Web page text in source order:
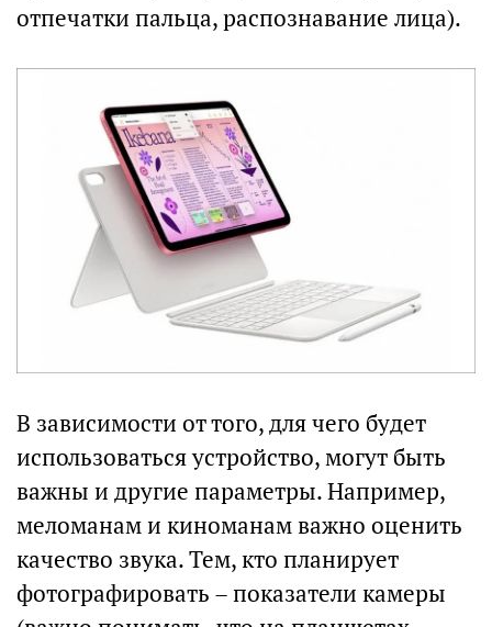
отпечатки пальца, распознавание лица).
В зависимости от того, для чего будет
использоваться устройство, могут быть
важны и другие параметры. Например,
меломанам и киноманам важно оценить
качество звука. Тем, кто планирует
фотографировать – показатели камеры